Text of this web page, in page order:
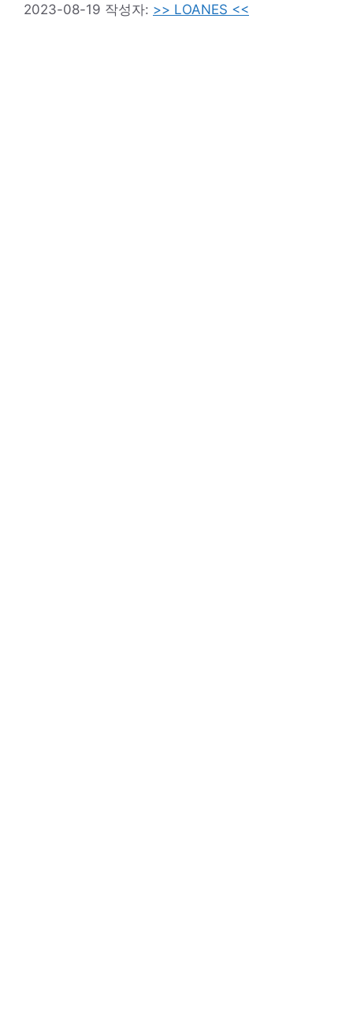
2023-08-19 작성자: >> LOANES <<